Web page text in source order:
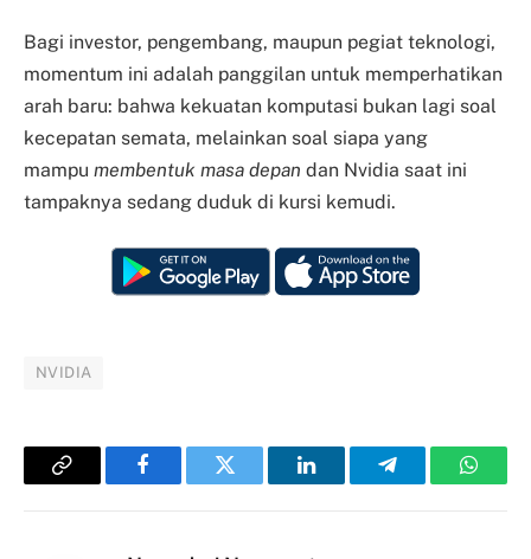
Bagi investor, pengembang, maupun pegiat teknologi,
momentum ini adalah panggilan untuk memperhatikan
arah baru: bahwa kekuatan komputasi bukan lagi soal
kecepatan semata, melainkan soal siapa yang
mampu membentuk masa depan dan Nvidia saat ini
tampaknya sedang duduk di kursi kemudi.
NVIDIA
Copy
FacebookTwitter LinkedInTelegram